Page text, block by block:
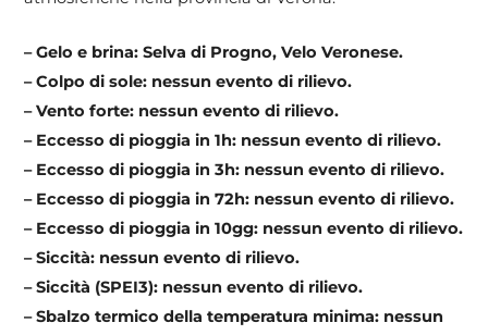
– Gelo e brina: Selva di Progno, Velo Veronese.
– Colpo di sole: nessun evento di rilievo.
– Vento forte: nessun evento di rilievo.
– Eccesso di pioggia in 1h: nessun evento di rilievo.
– Eccesso di pioggia in 3h: nessun evento di rilievo.
– Eccesso di pioggia in 72h: nessun evento di rilievo.
– Eccesso di pioggia in 10gg: nessun evento di rilievo.
– Siccità: nessun evento di rilievo.
– Siccità (SPEI3): nessun evento di rilievo.
– Sbalzo termico della temperatura minima: nessun